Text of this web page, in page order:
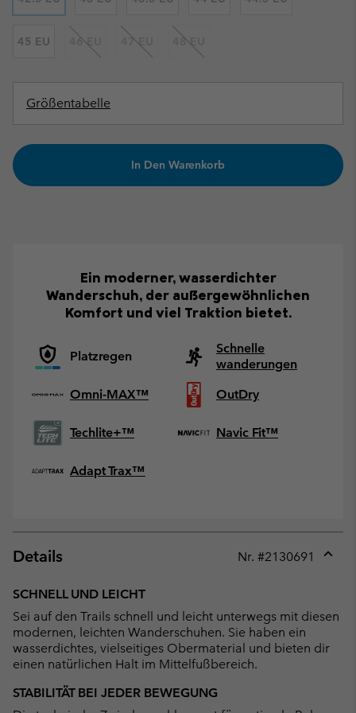
45 EU 46 EU 47 EU 48 EU
Größentabelle
In Den Warenkorb
Ein moderner, wasserdichter
Wanderschuh, der außergewöhnlichen
Komfort und viel Traktion bietet.
Platzregen
Schnelle
wanderungen
Omni-MAX™
OutDry
Techlite+™ Navic Fit™
Adapt Trax™
Details Nr. #2130691
SCHNELL UND LEICHT
Sei auf den Trails schnell und leicht unterwegs mit diesen
modernen, leichten Wanderschuhen. Sie haben ein
wasserdichtes, vielseitiges Obermaterial und bieten dir
einen natürlichen Halt im Mittelfußbereich.
STABILITÄT BEI JEDER BEWEGUNG